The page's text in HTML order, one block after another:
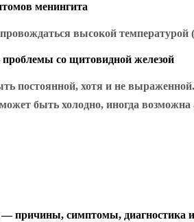
менингита
высокой температурой
проблемы со щитовидной железой
постоянной, хотя и не выраженной.
быть холодно, иногда
— причины, симптомы, диагностика